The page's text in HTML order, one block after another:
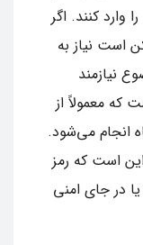
وارد کنند. اگر
است نیاز به
نیازمند
که معمولاً از
انجام می‌شود.
است که رمز
یا در جای امنی